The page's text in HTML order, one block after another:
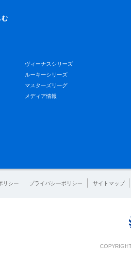
む
ヴィーナスシリーズ
ルーキーシリーズ
マスターズリーグ
メディア情報
リシー プライバシーポリシー サイトマップ